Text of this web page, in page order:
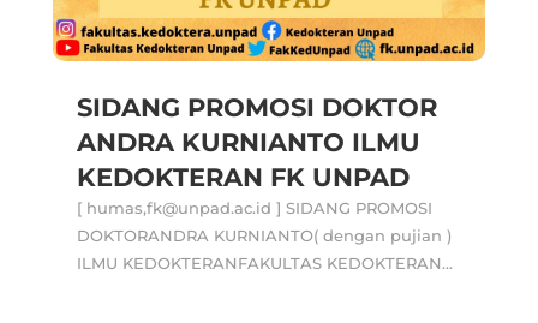
SIDANG PROMOSI DOKTOR
ANDRA KURNIANTO ILMU
KEDOKTERAN FK UNPAD
[ humas,fk@unpad.ac.id ] SIDANG PROMOSI
DOKTORANDRA KURNIANTO( dengan pujian )
ILMU KEDOKTERANFAKULTAS KEDOKTERAN...